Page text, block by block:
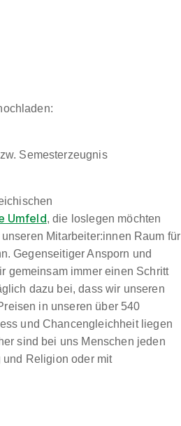
Semesterzeugnis
Umfeld, die loslegen möchten
Mitarbeiter:innen Raum für
Gegenseitiger Ansporn und
gemeinsam immer einen Schritt
dazu bei, dass wir unseren
in unseren über 540
und Chancengleichheit liegen
sind bei uns Menschen jeden
Religion oder mit